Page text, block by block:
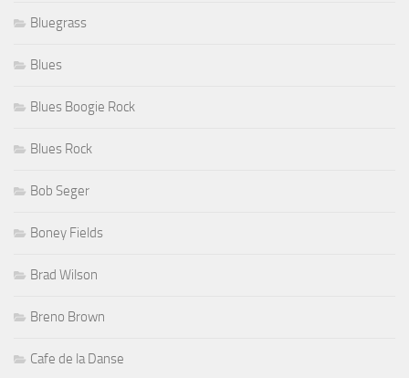
Bluegrass
Blues
Blues Boogie Rock
Blues Rock
Bob Seger
Boney Fields
Brad Wilson
Breno Brown
Cafe de la Danse